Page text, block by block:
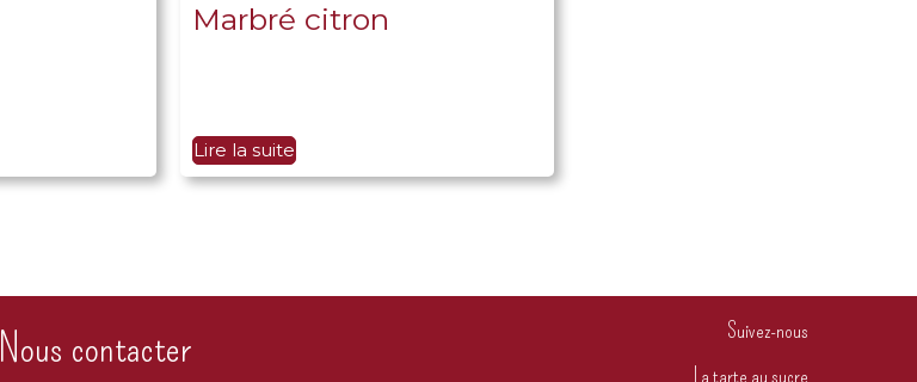
Marbré citron
Lire la suite
Nous contacter
Suivez-nous
La tarte au sucre